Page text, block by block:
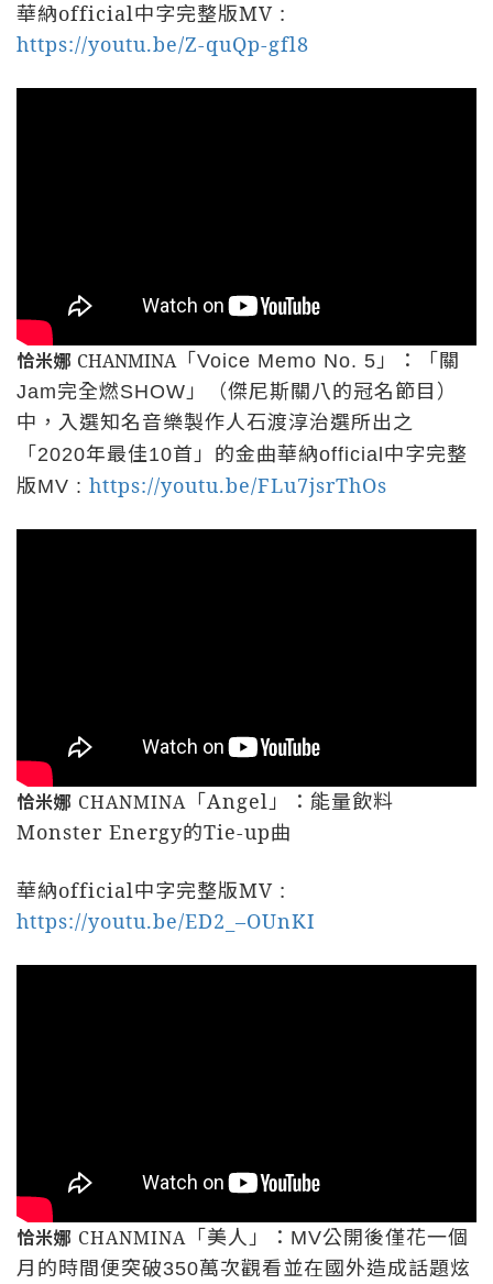
華納official中字完整版MV :
https://youtu.be/Z-quQp-gfl8
恰米娜 CHANMINA「Voice Memo No. 5」：「關
Jam完全燃SHOW」（傑尼斯關八的冠名節目）
中，入選知名音樂製作人石渡淳治選所出之
「2020年最佳10首」的金曲華納official 中字完整
版MV : https://youtu.be/FLu7jsrThOs
恰米娜 CHANMINA 「Angel」：能量飲料
Monster Energy的Tie-up曲
華納official中字完整版MV :
https://youtu.be/ED2_–OUnKI
恰米娜 CHANMINA 「美人」： MV公開後僅花一個
月的時間便突破350萬次觀看並在國外造成話題炫